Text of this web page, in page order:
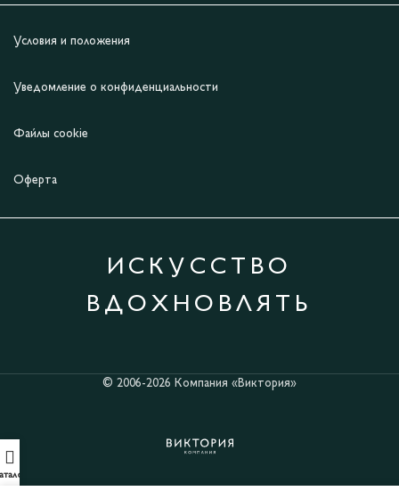
Условия и положения
Уведомление о конфиденциальности
Файлы cookie
Оферта
ИСКУССТВО
ВДОХНОВЛЯТЬ
© 2006-2026 Компания «Виктория»